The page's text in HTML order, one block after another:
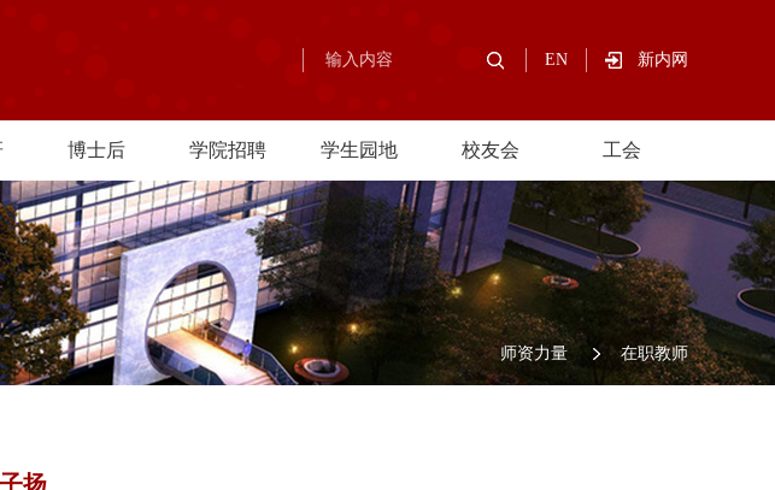
EN 新内网
博士后 学院招聘 学生园地 校友会 工会
师资力量 在职教师
扬